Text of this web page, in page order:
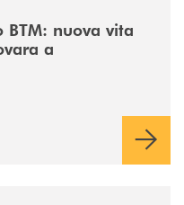
BTM: nuova vita
a